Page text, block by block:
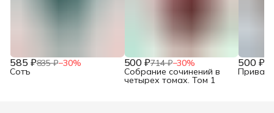
585 ₽835 ₽−30%
Сотъ
500 ₽714 ₽−30%
Собрание сочинений в
четырех томах. Том 1
500 ₽